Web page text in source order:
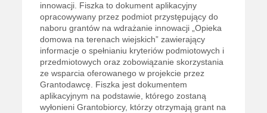
innowacji. Fiszka to dokument aplikacyjny
opracowywany przez podmiot przystępujący do
naboru grantów na wdrażanie innowacji „Opieka
domowa na terenach wiejskich” zawierający
informacje o spełnianiu kryteriów podmiotowych i
przedmiotowych oraz zobowiązanie skorzystania
ze wsparcia oferowanego w projekcie przez
Grantodawcę. Fiszka jest dokumentem
aplikacyjnym na podstawie, którego zostaną
wyłonieni Grantobiorcy, którzy otrzymają grant na